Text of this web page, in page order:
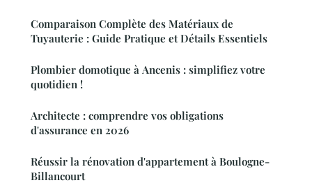
Comparaison Complète des Matériaux de
Tuyauterie : Guide Pratique et Détails Essentiels
Plombier domotique à Ancenis : simplifiez votre
quotidien !
Architecte : comprendre vos obligations
d'assurance en 2026
Réussir la rénovation d'appartement à Boulogne-
Billancourt